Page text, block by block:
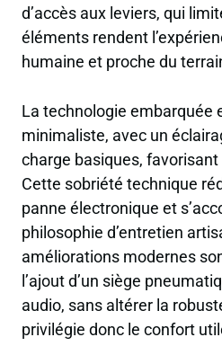
d’accès aux leviers, qui
éléments rendent
humaine et proche du
La technologie embarquée
minimaliste, avec un
charge basiques, favorisant
Cette sobriété technique
panne électronique et
philosophie d’entretien
améliorations modernes
l’ajout d’un siège
audio, sans altérer la
privilégie donc le confort